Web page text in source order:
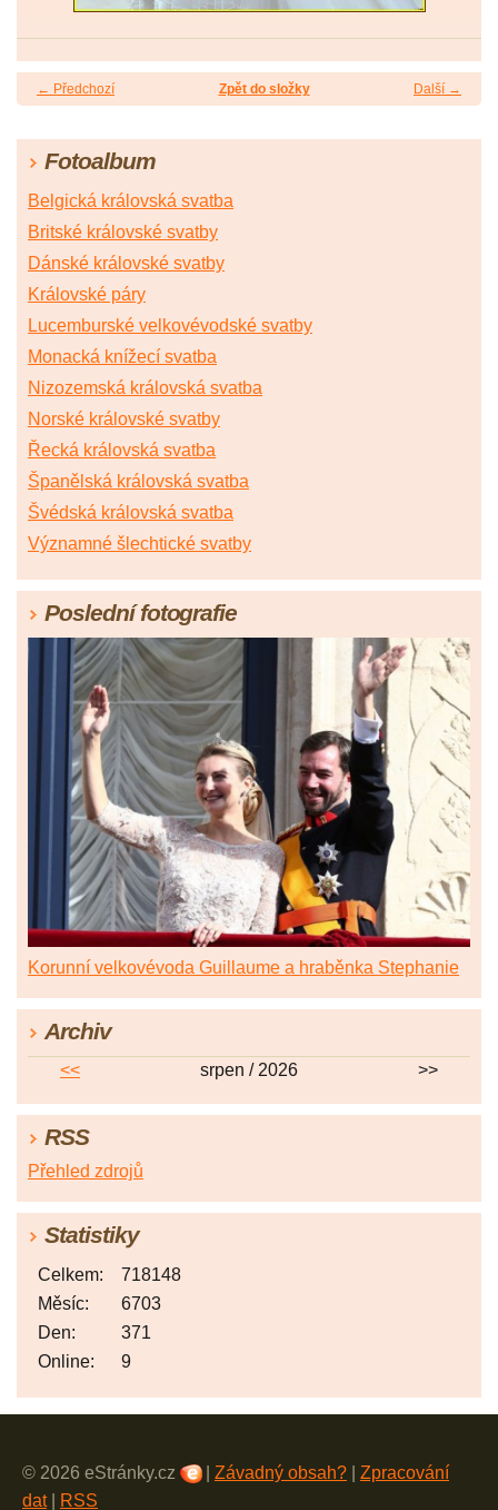
← Předchozí Další →
Zpět do složky
Fotoalbum
Belgická královská svatba
Britské královské svatby
Dánské královské svatby
Královské páry
Lucemburské velkovévodské svatby
Monacká knížecí svatba
Nizozemská královská svatba
Norské královské svatby
Řecká královská svatba
Španělská královská svatba
Švédská královská svatba
Významné šlechtické svatby
Poslední fotografie
Korunní velkovévoda Guillaume a hraběnka Stephanie
Archiv
<< srpen / 2026 >>
RSS
Přehled zdrojů
Statistiky
Online: 9
Celkem:
718148
Měsíc:
6703
Den:
371
© 2026 eStránky.cz Závadný obsah?
Zpracování
dat| RSS